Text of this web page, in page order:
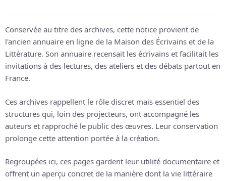
Conservée au titre des archives, cette notice provient de
l'ancien annuaire en ligne de la Maison des Écrivains et de la
Littérature. Son annuaire recensait les écrivains et facilitait les
invitations à des lectures, des ateliers et des débats partout en
France.
Ces archives rappellent le rôle discret mais essentiel des
structures qui, loin des projecteurs, ont accompagné les
auteurs et rapproché le public des œuvres. Leur conservation
prolonge cette attention portée à la création.
Regroupées ici, ces pages gardent leur utilité documentaire et
offrent un aperçu concret de la manière dont la vie littéraire